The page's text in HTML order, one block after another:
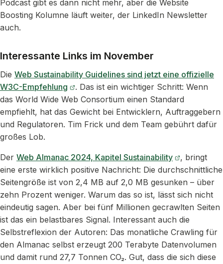
Podcast gibt es dann nicht mehr, aber die Website
Boosting Kolumne läuft weiter, der LinkedIn Newsletter
auch.
Interessante Links im November
Die Web Sustainability Guidelines sind jetzt eine offizielle
W3C-Empfehlung
. Das ist ein wichtiger Schritt: Wenn
das World Wide Web Consortium einen Standard
empfiehlt, hat das Gewicht bei Entwicklern, Auftraggebern
und Regulatoren. Tim Frick und dem Team gebührt dafür
großes Lob.
Der Web Almanac 2024, Kapitel Sustainability
, bringt
eine erste wirklich positive Nachricht: Die durchschnittliche
Seitengröße ist von 2,4 MB auf 2,0 MB gesunken – über
zehn Prozent weniger. Warum das so ist, lässt sich nicht
eindeutig sagen. Aber bei fünf Millionen gecrawlten Seiten
ist das ein belastbares Signal. Interessant auch die
Selbstreflexion der Autoren: Das monatliche Crawling für
den Almanac selbst erzeugt 200 Terabyte Datenvolumen
und damit rund 27,7 Tonnen CO₂. Gut, dass die sich diese